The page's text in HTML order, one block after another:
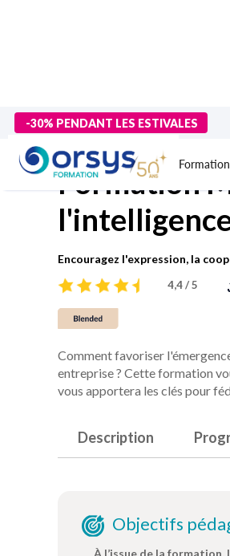
-30% PENDANT LES ESTIVALES
> Formations>Management -
Formation
Encouragez l'expression, la
4,4 / 5
Comment favoriser
entreprise ? Cette formation
vous apportera les clés pour
Description
Objectifs
À l’issue de la